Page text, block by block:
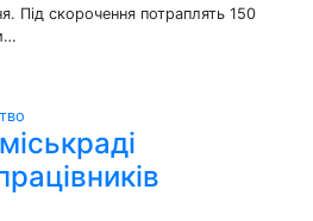
Під скорочення потраплять 150